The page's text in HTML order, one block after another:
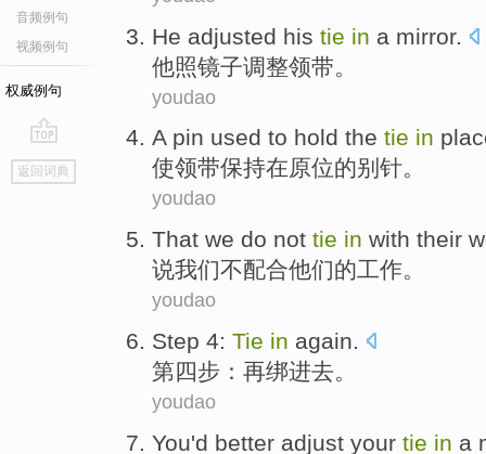
音频例句
视频例句
权威例句
go
top
返回词典
He adjusted his tie in a mirror.
他照镜子调整领带 。
youdao
A pin used to hold the tie in
使领带保持在原位的别针。
youdao
That we do not tie in with their
说我们不配合他们的工作。
youdao
Step 4: Tie in again.
第四步 ：再绑进去。
youdao
You'd better adjust your tie in a